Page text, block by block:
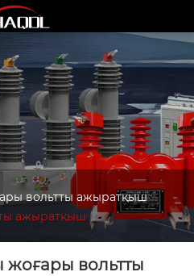
вольтты ажыратқыш
ажыратқыш
вольтты